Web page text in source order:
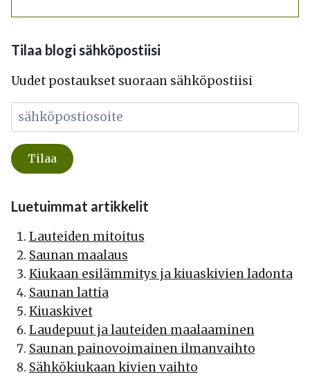
Tilaa blogi sähköpostiisi
Uudet postaukset suoraan sähköpostiisi
Luetuimmat artikkelit
Lauteiden mitoitus
Saunan maalaus
Kiukaan esilämmitys ja kiuaskivien ladonta
Saunan lattia
Kiuaskivet
Laudepuut ja lauteiden maalaaminen
Saunan painovoimainen ilmanvaihto
Sähkökiukaan kivien vaihto